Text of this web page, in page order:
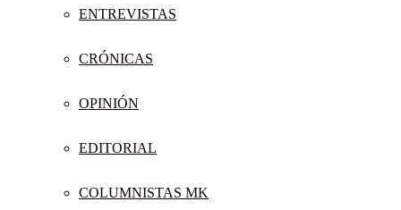
ENTREVISTAS
CRÓNICAS
OPINIÓN
EDITORIAL
COLUMNISTAS MK